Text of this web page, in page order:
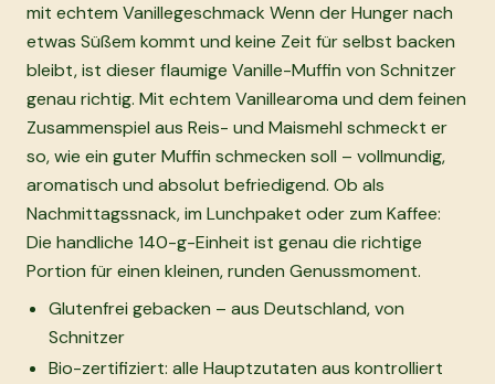
mit echtem Vanillegeschmack Wenn der Hunger nach
etwas Süßem kommt und keine Zeit für selbst backen
bleibt, ist dieser flaumige Vanille-Muffin von Schnitzer
genau richtig. Mit echtem Vanillearoma und dem feinen
Zusammenspiel aus Reis- und Maismehl schmeckt er
so, wie ein guter Muffin schmecken soll – vollmundig,
aromatisch und absolut befriedigend. Ob als
Nachmittagssnack, im Lunchpaket oder zum Kaffee:
Die handliche 140-g-Einheit ist genau die richtige
Portion für einen kleinen, runden Genussmoment.
Glutenfrei gebacken – aus Deutschland, von
Schnitzer
Bio-zertifiziert: alle Hauptzutaten aus kontrolliert